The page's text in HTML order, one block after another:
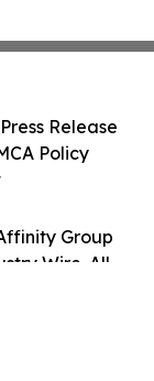
Group
Wire. All
Release
Policy